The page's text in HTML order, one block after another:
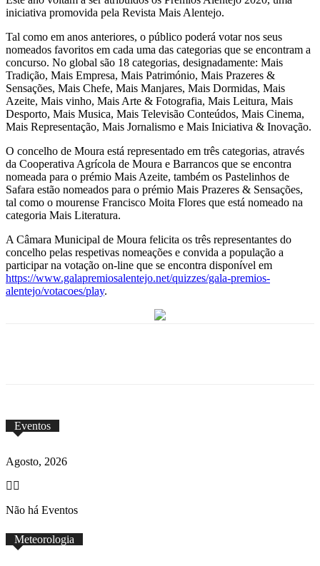
iniciativa promovida pela Revista Mais Alentejo.
Tal como em anos anteriores, o público poderá votar nos seus
nomeados favoritos em cada uma das categorias que se encontram a
concurso. No global são 18 categorias, designadamente: Mais
Tradição, Mais Empresa, Mais Património, Mais Prazeres &
Sensações, Mais Chefe, Mais Manjares, Mais Dormidas, Mais
Azeite, Mais vinho, Mais Arte & Fotografia, Mais Leitura, Mais
Desporto, Mais Musica, Mais Televisão Conteúdos, Mais Cinema,
Mais Representação, Mais Jornalismo e Mais Iniciativa & Inovação.
O concelho de Moura está representado em três categorias, através
da Cooperativa Agrícola de Moura e Barrancos que se encontra
nomeada para o prémio Mais Azeite, também os Pastelinhos de
Safara estão nomeados para o prémio Mais Prazeres & Sensações,
tal como o mourense Francisco Moita Flores que está nomeado na
categoria Mais Literatura.
A Câmara Municipal de Moura felicita os três representantes do
concelho pelas respetivas nomeações e convida a população a
participar na votação on-line que se encontra disponível em
https://www.galapremiosalentejo.net/quizzes/gala-premios-
alentejo/votacoes/play.
Eventos
Agosto, 2026
Não há Eventos
Meteorologia